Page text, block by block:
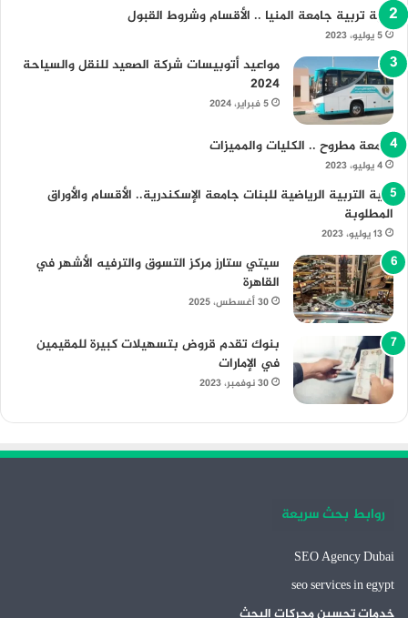
كلية تربية جامعة المنيا .. الأقسام وشروط القبول
5 يوليو، 2023
مواعيد أتوبيسات شركة الصعيد للنقل والسياحة
2024
5 فبراير، 2024
جامعة مطروح .. الكليات والمميزات
4 يوليو، 2023
كلية التربية الرياضية للبنات جامعة الإسكندرية.. الأقسام والأوراق
المطلوبة
13 يوليو، 2023
سيتي ستارز مركز التسوق والترفيه الأشهر في
القاهرة
30 أغسطس، 2025
بنوك تقدم قروض بتسهيلات كبيرة للمقيمين
في الإمارات
30 نوفمبر، 2023
روابط بحث سريعة
SEO Agency Dubai
seo services in egypt